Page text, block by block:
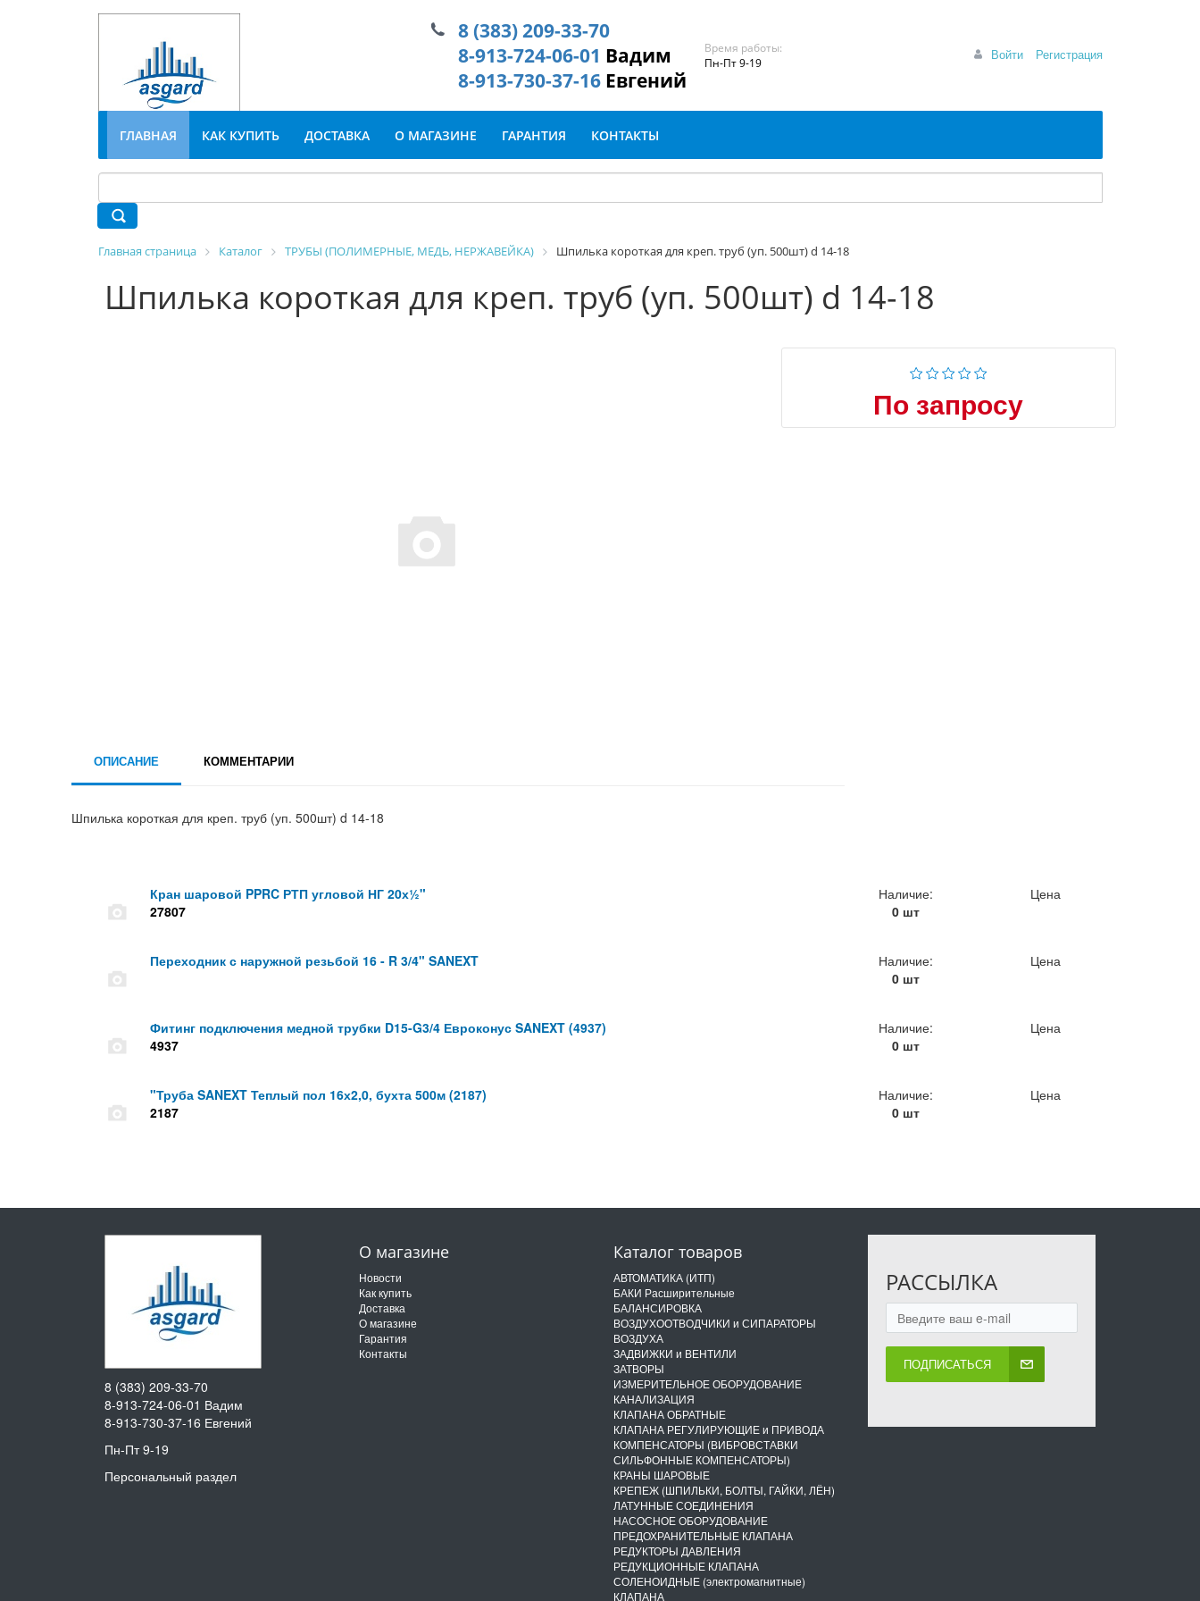
Войти Регистрация
8 (383) 209-33-70
8-913-724-06-01 Вадим
8-913-730-37-16 Евгений
Время работы:
Пн-Пт 9-19
ГЛАВНАЯ КАК КУПИТЬ ДОСТАВКА О МАГАЗИНЕ ГАРАНТИЯ КОНТАКТЫ
Главная страница Каталог ТРУБЫ (ПОЛИМЕРНЫЕ, МЕДЬ, НЕРЖАВЕЙКА) Шпилька короткая для креп. труб (уп. 500шт) d 14-18
Шпилька короткая для креп. труб (уп. 500шт) d 14-18
По запросу
ОПИСАНИЕ КОММЕНТАРИИ
Шпилька короткая для креп. труб (уп. 500шт) d 14-18
Кран шаровой PPRC РТП угловой НГ 20х½"
27807
Наличие:
0 шт
Цена
Переходник с наружной резьбой 16 - R 3/4" SANEXT
Наличие:
0 шт
Цена
Фитинг подключения медной трубки D15-G3/4 Евроконус SANEXT (4937)
4937
Наличие:
0 шт
Цена
"Труба SANEXT Теплый пол 16х2,0, бухта 500м (2187)
2187
Наличие:
0 шт
Цена
О магазине
Новости
Как купить
Доставка
О магазине
Гарантия
Контакты
Каталог товаров
АВТОМАТИКА (ИТП)
БАКИ Расширительные
БАЛАНСИРОВКА
ВОЗДУХООТВОДЧИКИ и СИПАРАТОРЫ
ВОЗДУХА
ЗАДВИЖКИ и ВЕНТИЛИ
ЗАТВОРЫ
ИЗМЕРИТЕЛЬНОЕ ОБОРУДОВАНИЕ
КАНАЛИЗАЦИЯ
КЛАПАНА ОБРАТНЫЕ
КЛАПАНА РЕГУЛИРУЮЩИЕ и ПРИВОДА
КОМПЕНСАТОРЫ (ВИБРОВСТАВКИ
СИЛЬФОННЫЕ КОМПЕНСАТОРЫ)
КРАНЫ ШАРОВЫЕ
КРЕПЕЖ (ШПИЛЬКИ, БОЛТЫ, ГАЙКИ, ЛЁН)
ЛАТУННЫЕ СОЕДИНЕНИЯ
НАСОСНОЕ ОБОРУДОВАНИЕ
ПРЕДОХРАНИТЕЛЬНЫЕ КЛАПАНА
РЕДУКТОРЫ ДАВЛЕНИЯ
РЕДУКЦИОННЫЕ КЛАПАНА
СОЛЕНОИДНЫЕ (электромагнитные)
КЛАПАНА
РАССЫЛКА
ПОДПИСАТЬСЯ
8 (383) 209-33-70
8-913-724-06-01 Вадим
8-913-730-37-16 Евгений
Пн-Пт 9-19
Персональный раздел